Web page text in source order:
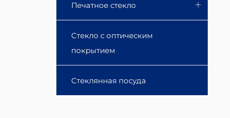
Печатное стекло
Стекло с оптическим
покрытием
Стеклянная посуда